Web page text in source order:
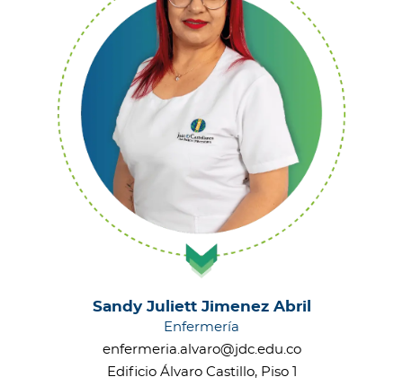
Sandy Juliett Jimenez Abril
Enfermería
enfermeria.alvaro@jdc.edu.co
Edificio Álvaro Castillo, Piso 1